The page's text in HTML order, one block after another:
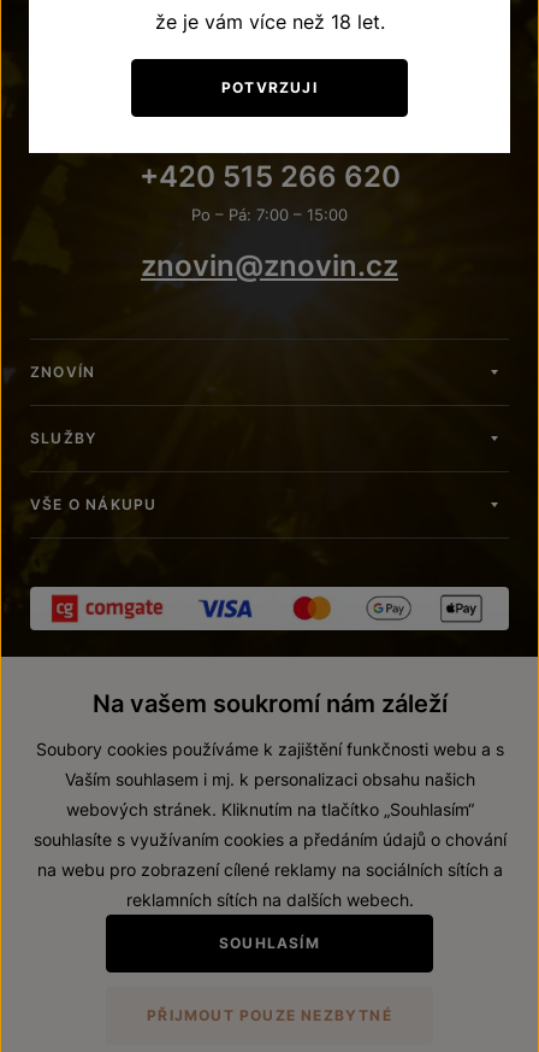
+420 515 266 620
Po – Pá: 7:00 – 15:00
znovin@znovin.cz
ZNOVÍN
SLUŽBY
VŠE O NÁKUPU
© 2026 ZNOVÍN ZNOJMO, a. s.
Prohlášení o přístupnosti
Zákaz prodeje alkoholických nápojů osobám mladším 18 let.
VytvořilwebProgress
že je vám více než 18 let.
POTVRZUJI
Na vašem soukromí nám záleží
Soubory cookies používáme k zajištění funkčnosti webu a s
Vaším souhlasem i mj. k personalizaci obsahu našich
webových stránek. Kliknutím na tlačítko „Souhlasím“
souhlasíte s využívaním cookies a předáním údajů o chování
na webu pro zobrazení cílené reklamy na sociálních sítích a
reklamních sítích na dalších webech.
SOUHLASÍM
PŘIJMOUT POUZE NEZBYTNÉ